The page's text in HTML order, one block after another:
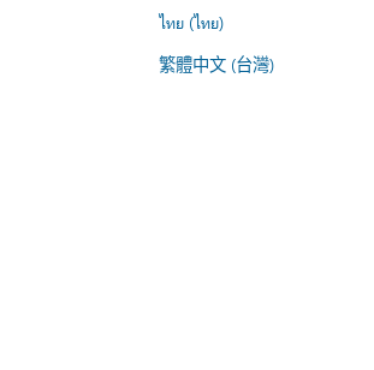
ไทย (ไทย)
繁體中文 (台灣)